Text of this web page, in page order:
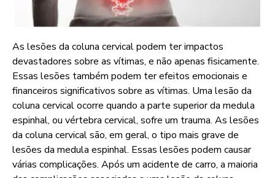
As lesões da coluna cervical podem ter impactos
devastadores sobre as vítimas, e não apenas fisicamente.
Essas lesões também podem ter efeitos emocionais e
financeiros significativos sobre as vítimas. Uma lesão da
coluna cervical ocorre quando a parte superior da medula
espinhal, ou vértebra cervical, sofre um trauma. As lesões
da coluna cervical são, em geral, o tipo mais grave de
lesões da medula espinhal. Essas lesões podem causar
várias complicações. Após um acidente de carro, a maioria